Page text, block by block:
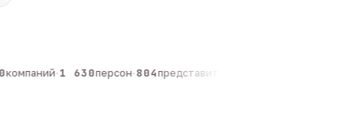
·1 630персон·804представителей